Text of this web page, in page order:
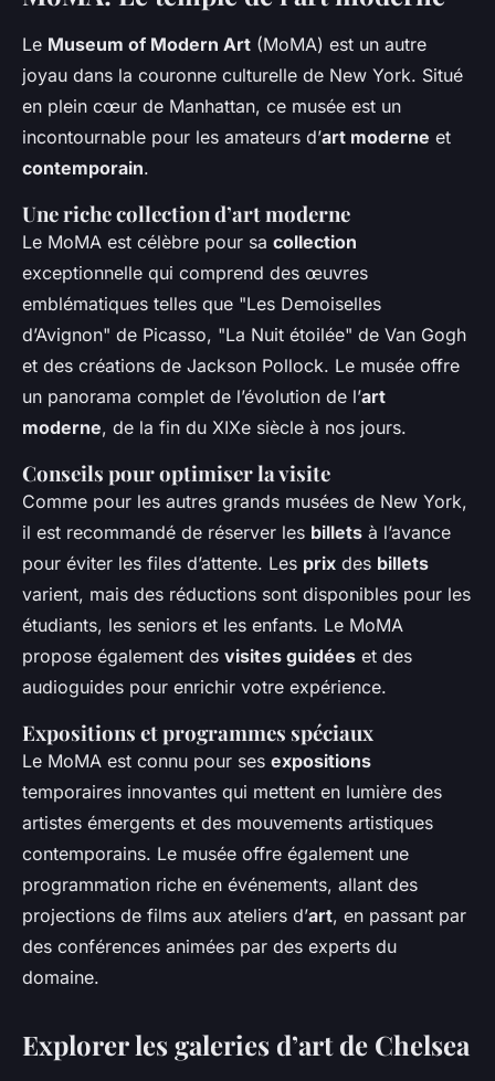
Le Museum of Modern Art (MoMA) est un autre
joyau dans la couronne culturelle de New York. Situé
en plein cœur de Manhattan, ce musée est un
incontournable pour les amateurs d’art moderne et
contemporain.
Une riche collection d’art moderne
Le MoMA est célèbre pour sa collection
exceptionnelle qui comprend des œuvres
emblématiques telles que "Les Demoiselles
d’Avignon" de Picasso, "La Nuit étoilée" de Van Gogh
et des créations de Jackson Pollock. Le musée offre
un panorama complet de l’évolution de l’art
moderne, de la fin du XIXe siècle à nos jours.
Conseils pour optimiser la visite
Comme pour les autres grands musées de New York,
il est recommandé de réserver les billets à l’avance
pour éviter les files d’attente. Les prix des billets
varient, mais des réductions sont disponibles pour les
étudiants, les seniors et les enfants. Le MoMA
propose également des visites guidées et des
audioguides pour enrichir votre expérience.
Expositions et programmes spéciaux
Le MoMA est connu pour ses expositions
temporaires innovantes qui mettent en lumière des
artistes émergents et des mouvements artistiques
contemporains. Le musée offre également une
programmation riche en événements, allant des
projections de films aux ateliers d’art, en passant par
des conférences animées par des experts du
domaine.
Explorer les galeries d’art de Chelsea